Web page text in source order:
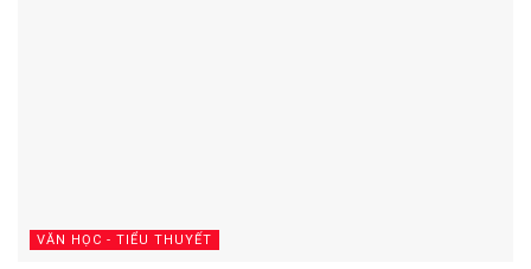
VĂN HỌC - TIỂU THUYẾT